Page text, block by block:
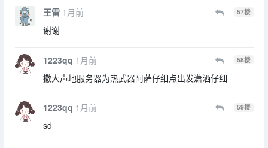
王雷 1月前 57楼
谢谢
1223qq 1月前 58楼
撒大声地服务器为热武器阿萨仔细点出发潇洒仔细
1223qq 1月前 59楼
sd